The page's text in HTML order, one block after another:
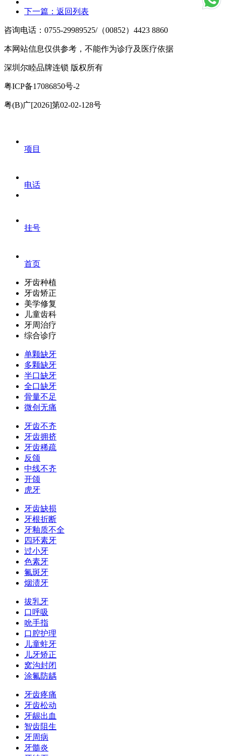
下一篇： 返回列表
咨询电话：0755-29989525/（00852）4423 8860
本网站信息仅供参考，不能作为诊疗及医疗依据
深圳尔睦品牌连锁 版权所有
粤ICP备17086850号-2
粤(B)广[2026]第02-02-128号
项目
电话
挂号
首页
牙齿种植
牙齿矫正
美学修复
儿童齿科
牙周治疗
综合诊疗
单颗缺牙
多颗缺牙
半口缺牙
全口缺牙
骨量不足
微创无痛
牙齿不齐
牙齿拥挤
牙齿稀疏
反颌
中线不齐
开颌
虎牙
牙齿缺损
牙根折断
牙釉质不全
四环素牙
过小牙
色素牙
氟斑牙
烟渍牙
拔乳牙
口呼吸
吮手指
口腔护理
儿童蛀牙
儿牙矫正
窝沟封闭
涂氟防龋
牙齿疼痛
牙齿松动
牙龈出血
智齿阻生
牙周病
牙髓炎